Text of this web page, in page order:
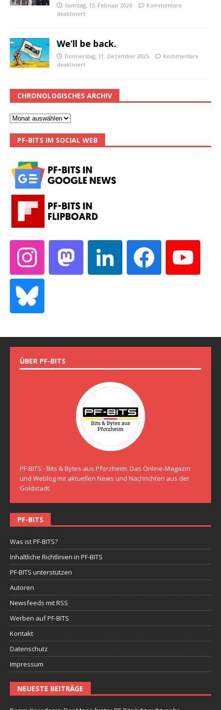
Sonntag, 15. Februar 2026
Kommentare
deaktiviert
We’ll be back.
Donnerstag, 11. Dezember 2025
Kommentare
deaktiviert
CHRONOLOGISCHES ARCHIV
PF-BITS IM SOCIAL WEB
ÜBER PF-BITS
PF-BITS - Bits & Bytes aus Pforzheim. Das Online-Magazin
und Weblog mit aktuellen News und Nachrichten aus der
Goldstadt.
PF-BITS
Was ist PF-BITS?
Inhaltliche Richtlinien in PF-BITS
PF-BITS unterstützen
Autoren
Newsfeeds mit RSS
Werben auf PF-BITS
Kontakt
Datenschutz
Impressum
NEUESTE BEITRÄGE